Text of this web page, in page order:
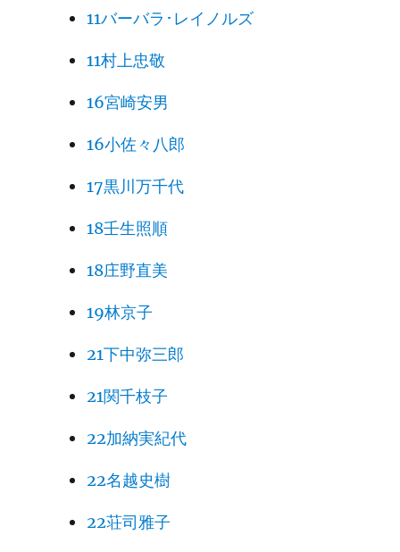
11バーバラ･レイノルズ
11村上忠敬
16宮崎安男
16小佐々八郎
17黒川万千代
18壬生照順
18庄野直美
19林京子
21下中弥三郎
21関千枝子
22加納実紀代
22名越史樹
22荘司雅子